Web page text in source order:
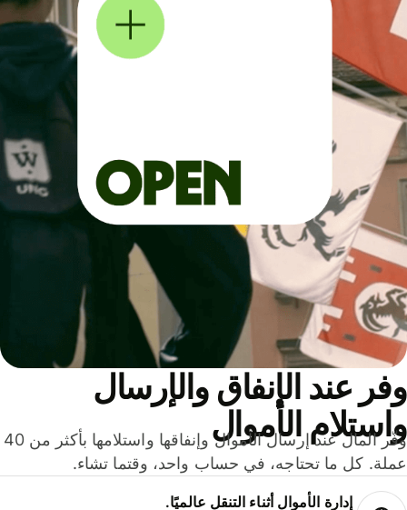
عند الإنفاق والإرسال
الأموال
وفّر المال عند إرسال الأموال وإنفاقها واستلامها بأكثر من 40
كل ما تحتاجه، في حساب واحد، وقتما تشاء.
إدارة الأموال أثناء التنقل عالميًا.